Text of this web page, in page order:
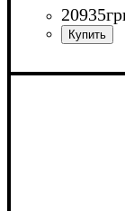
20935
Ширина: 287 см